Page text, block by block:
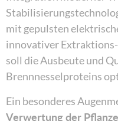
mit gepulsten
innovativer
soll die Ausbeute und
Brennnesselproteins
Ein besonderes
Verwertung der Pflanze